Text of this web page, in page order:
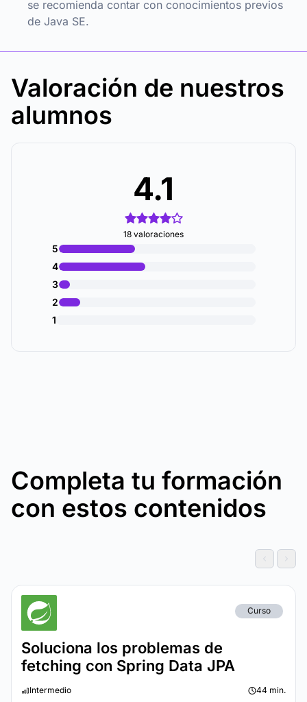
se recomienda contar con conocimientos previos
de Java SE.
Valoración de nuestros
alumnos
4.1
18 valoraciones
5
4
3
2
1
Completa tu formación
con estos contenidos
Curso
Soluciona los problemas de
fetching con Spring Data JPA
Intermedio 44 min.